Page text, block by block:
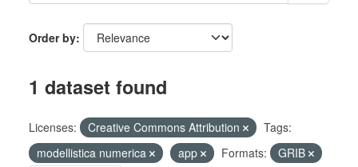
Order by
1 dataset found
Licenses: Creative Commons Attribution
Tags:
modellistica numerica
app Formats:
GRIB